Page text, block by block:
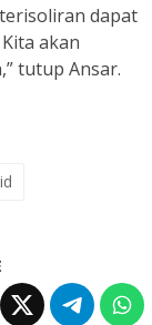
dapat
akan
tutup Ansar.